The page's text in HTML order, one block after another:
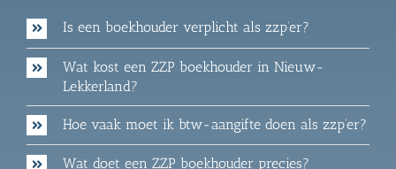
Is een boekhouder verplicht als zzp’er?
Wat kost een ZZP boekhouder in Nieuw-
Lekkerland?
Hoe vaak moet ik btw-aangifte doen als zzp’er?
Wat doet een ZZP boekhouder precies?